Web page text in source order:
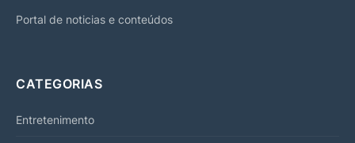
Portal de noticias e conteúdos
CATEGORIAS
Entretenimento